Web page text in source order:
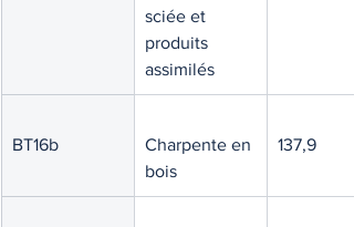
sciée et
produits
assimilés
BT16b
Charpente en
bois
137,9